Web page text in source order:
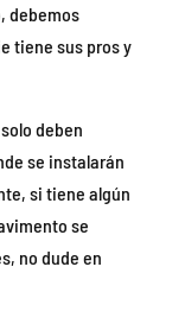
debemos
tiene sus pros y
deben
se instalarán
si tiene algún
se
no dude en